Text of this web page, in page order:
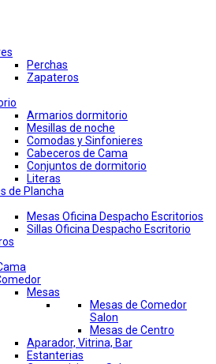
Perchas
Zapateros
Armarios dormitorio
Mesillas de noche
Comodas y Sinfonieres
Cabeceros de Cama
Conjuntos de dormitorio
Literas
de Plancha
Mesas Oficina Despacho Escritorios
Sillas Oficina Despacho Escritorio
Mesas
Mesas de Comedor
Salon
Mesas de Centro
Aparador, Vitrina, Bar
Estanterias